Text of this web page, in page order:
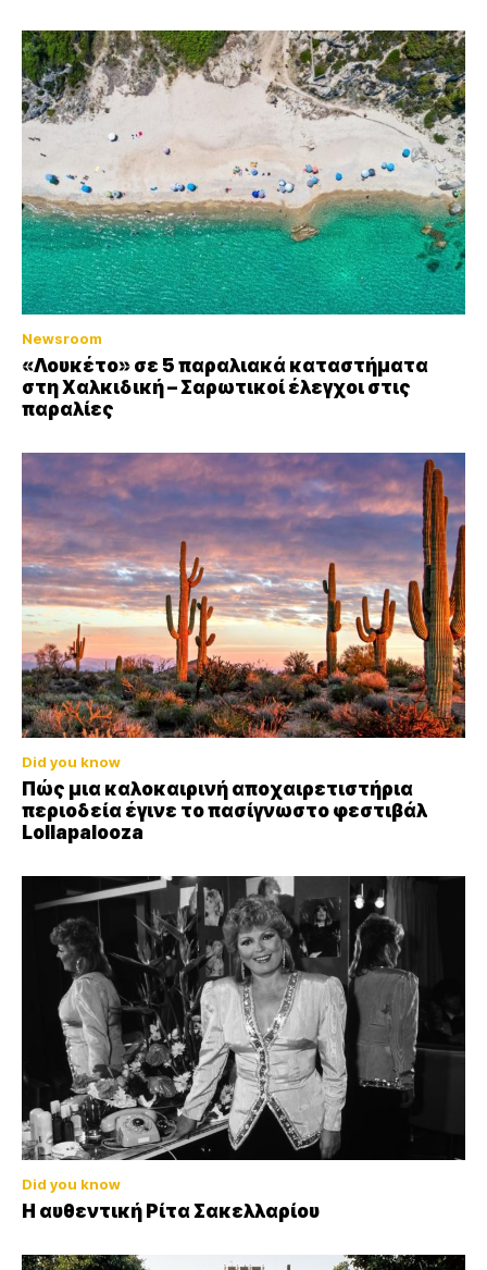
Newsroom
«Λουκέτο» σε 5 παραλιακά καταστήματα
στη Χαλκιδική – Σαρωτικοί έλεγχοι στις
παραλίες
Did you know
Πώς μια καλοκαιρινή αποχαιρετιστήρια
περιοδεία έγινε το πασίγνωστο φεστιβάλ
Lollapalooza
Did you know
Η αυθεντική Ρίτα Σακελλαρίου